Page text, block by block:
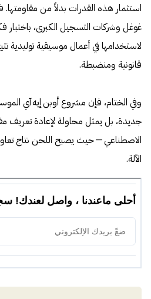
استثمار هذه القدرات بدلاً من
غوغل وشركات التسجيل الكبرى،
لاستخدامها في أعمال موسيقية توليدية
قانونية ومنضبطة.
وفي الختام، فإن مشروع أوبن إيه آي
جديدة، بل يمثل محاولة لإعادة تعريف
الاصطناعي — حيث يصبح اللحن نتاج
الآلة.